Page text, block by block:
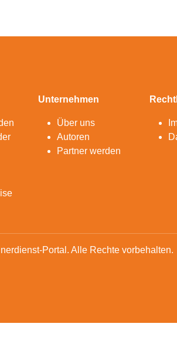
Unternehmen
Über uns
Autoren
Partner werden
Portal. Alle Rechte vorbehalten.